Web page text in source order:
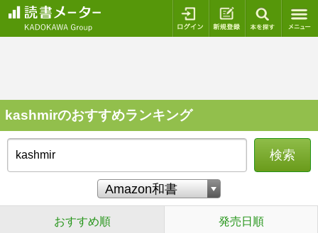
ログイン 新規登録
kashmirのおすすめランキング
検索
おすすめ順 発売日順